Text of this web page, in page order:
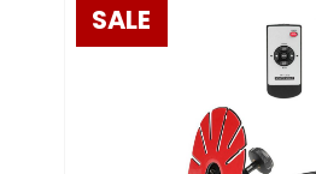
SALE